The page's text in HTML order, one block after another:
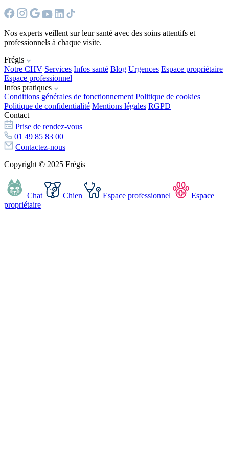
Nos experts veillent sur leur santé avec des soins attentifs et
professionnels à chaque visite.
Frégis
Notre CHV Services Infos santé Blog Urgences Espace propriétaire
Espace professionnel
Infos pratiques
Conditions générales de fonctionnement Politique de cookies
Politique de confidentialité Mentions légales RGPD
Contact
Prise de rendez-vous
01 49 85 83 00
Contactez-nous
Copyright © 2025 Frégis
Chat Chien Espace professionnel
Espace
propriétaire